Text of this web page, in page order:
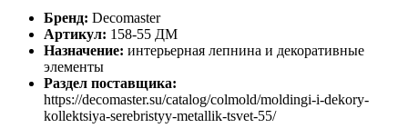
Бренд: Decomaster
Артикул: 158-55 ДМ
Назначение: интерьерная лепнина и декоративные
элементы
Раздел поставщика:
https://decomaster.su/catalog/colmold/moldingi-i-dekory-
kollektsiya-serebristyy-metallik-tsvet-55/